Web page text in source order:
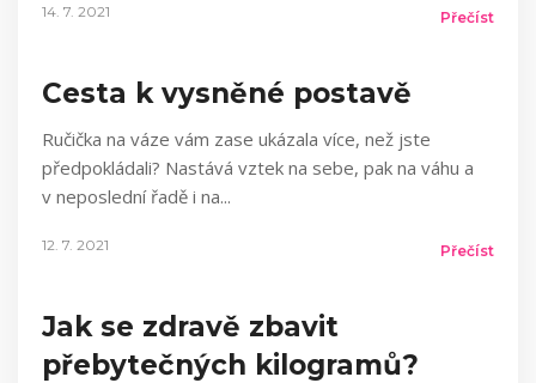
Přečíst
14. 7. 2021
Cesta k vysněné postavě
Ručička na váze vám zase ukázala více, než jste
předpokládali? Nastává vztek na sebe, pak na váhu a
v neposlední řadě i na
Přečíst
12. 7. 2021
Jak se zdravě zbavit
přebytečných kilogramů?